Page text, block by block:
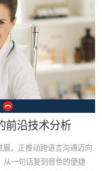
前沿技术分析
，正推动跨语言沟通迈向
从一句话复刻音色的便捷